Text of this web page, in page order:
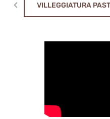
VILLEGGIATURA